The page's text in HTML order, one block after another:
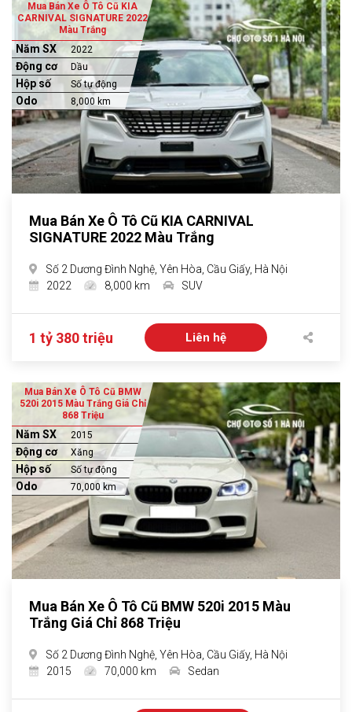
Mua Bán Xe Ô Tô Cũ KIA
CARNIVAL SIGNATURE 2022
Màu Trắng
Năm SX 2022
Động cơ Dầu
Hộp số Số tự động
Odo 8,000 km
Mua Bán Xe Ô Tô Cũ KIA CARNIVAL
SIGNATURE 2022 Màu Trắng
Số 2 Dương Đình Nghệ, Yên Hòa, Cầu Giấy, Hà Nội
2022
8,000 km SUV
1 tỷ 380 triệu Liên hệ
Mua Bán Xe Ô Tô Cũ BMW
520i 2015 Màu Trắng Giá Chỉ
868 Triệu
Năm SX 2015
Động cơ Xăng
Hộp số Số tự động
Odo 70,000 km
Mua Bán Xe Ô Tô Cũ BMW 520i 2015 Màu
Trắng Giá Chỉ 868 Triệu
Số 2 Dương Đình Nghệ, Yên Hòa, Cầu Giấy, Hà Nội
2015
70,000 km Sedan